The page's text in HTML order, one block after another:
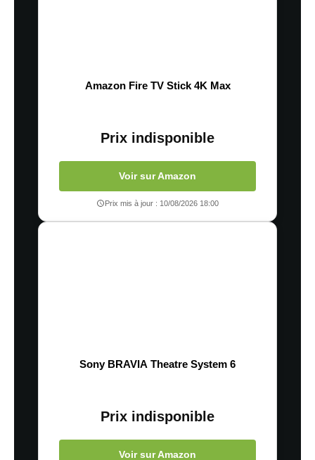
Amazon Fire TV Stick 4K Max
Prix indisponible
Voir sur Amazon
Prix mis à jour : 10/08/2026 18:00
Sony BRAVIA Theatre System 6
Prix indisponible
Voir sur Amazon